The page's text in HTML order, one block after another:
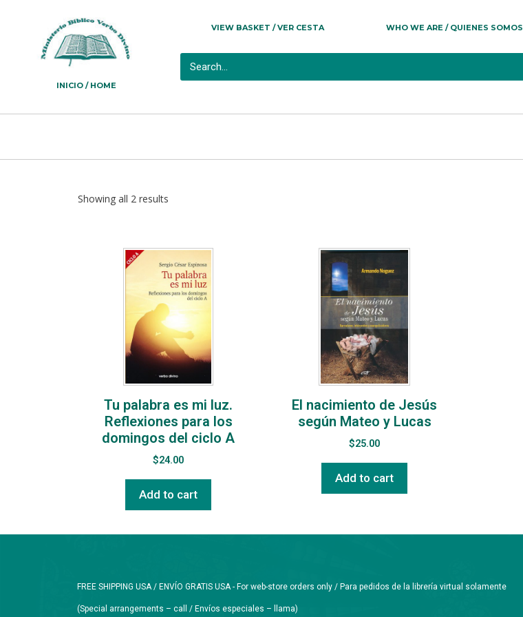
INICIO / HOME
VIEW BASKET / VER CESTA WHO WE ARE / QUIENES SOMOS
Showing all 2 results
Tu palabra es mi luz.
Reflexiones para los
domingos del ciclo A
$24.00
Add to cart
El nacimiento de Jesús
según Mateo y Lucas
$25.00
Add to cart
FREE SHIPPING USA / ENVÍO GRATIS USA - For web-store orders only / Para pedidos de la librería virtual solamente
(Special arrangements – call / Envíos especiales – llama)